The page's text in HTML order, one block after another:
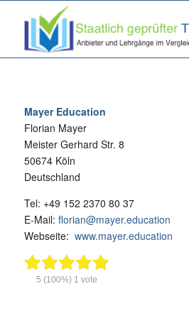
Mayer Education
Florian Mayer
Meister Gerhard Str. 8
50674 Köln
Deutschland
Tel: +49 152 2370 80 37
E-Mail: florian@mayer.education
Webseite: www.mayer.education
5 (100%) 1 vote